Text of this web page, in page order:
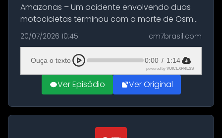
Amazonas – Um acidente envolvendo duas
motocicletas terminou com a morte de Osmar
Figueiredo de Souza, de 38 anos, no município
de São Sebastião do Uatumã, no interior do
Amazonas. A colisão ocorreu n...
20/07/2026 10:45 cm7brasil.com
Ouça o texto 0:00 / 1:14
powered by VOICEXPRESS
Ver Episódio Ver Original